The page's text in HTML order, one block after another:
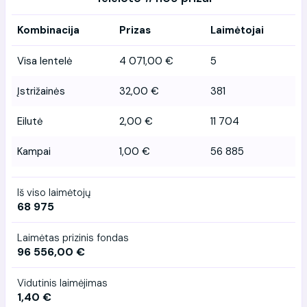
Kombinacija Prizas Laimėtojai
Visa lentelė 4 071,00 € 5
Įstrižainės 32,00 € 381
Eilutė 2,00 € 11 704
Kampai 1,00 € 56 885
Iš viso laimėtojų
68 975
Laimėtas prizinis fondas
96 556,00 €
Vidutinis laimėjimas
1,40 €